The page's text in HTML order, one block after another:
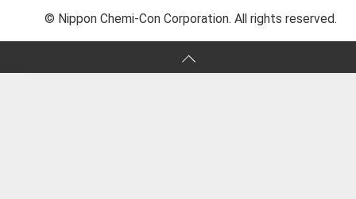
© Nippon Chemi-Con Corporation. All rights reserved.